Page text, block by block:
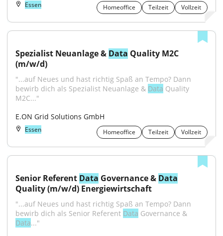
Essen Homeoffice Teilzeit Vollzeit
Spezialist Neuanlage & Data Quality M2C
(m/w/d)
"...auf Neues und hast richtig Spaß an Tempo? Dann
bewirb dich als Spezialist Neuanlage & Data Quality
M2C..."
E.ON Grid Solutions GmbH
Essen Homeoffice Teilzeit Vollzeit
Senior Referent Data Governance & Data
Quality (m/w/d) Energiewirtschaft
"...auf Neues und hast richtig Spaß an Tempo? Dann
bewirb dich als Senior Referent Data
Data..."